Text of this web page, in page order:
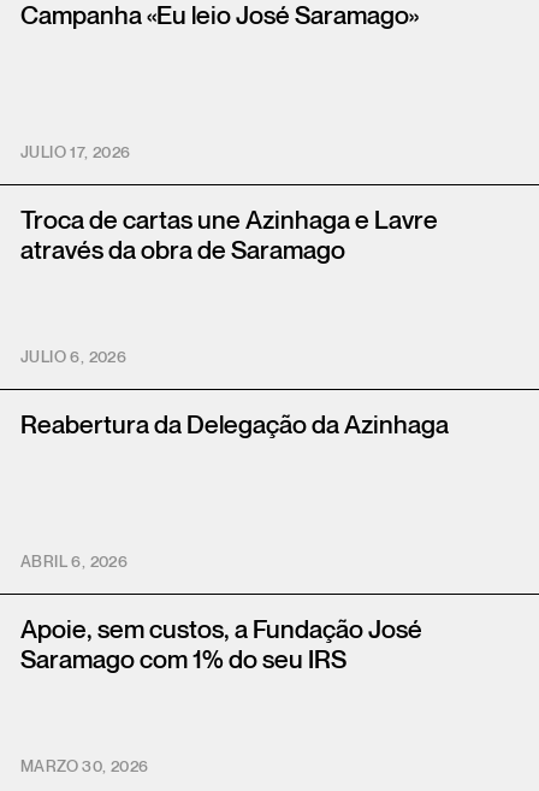
Campanha «Eu leio José Saramago»
JULIO 17, 2026
Troca de cartas une Azinhaga e Lavre
através da obra de Saramago
JULIO 6, 2026
Reabertura da Delegação da Azinhaga
ABRIL 6, 2026
Apoie, sem custos, a Fundação José
Saramago com 1% do seu IRS
MARZO 30, 2026